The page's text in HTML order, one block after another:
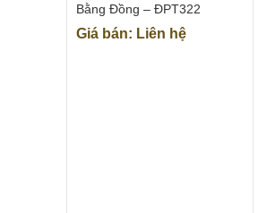
Bằng Đồng – ĐPT322
Giá bán: Liên hệ